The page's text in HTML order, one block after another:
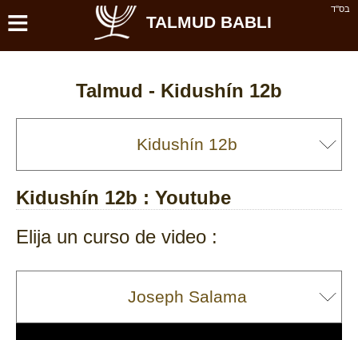
בס''ד ≡ TALMUD BABLI
Talmud - Kidushín 12b
Kidushín 12b : Youtube
Elija un curso de video :